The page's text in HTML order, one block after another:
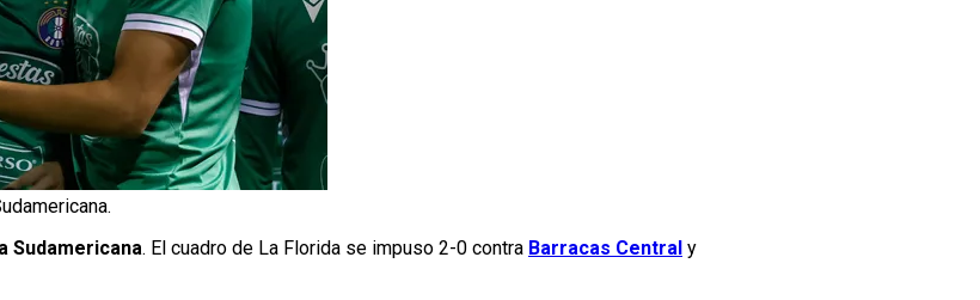
Sudamericana. El cuadro de La Florida se impuso 2-0 contra Barracas Central y